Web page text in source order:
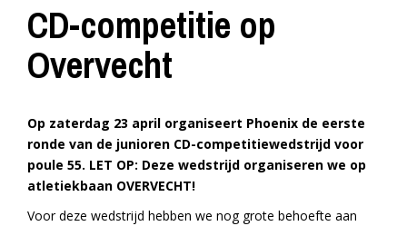
CD-competitie op
Overvecht
Op zaterdag 23 april organiseert Phoenix de eerste
ronde van de junioren CD-competitiewedstrijd voor
poule 55. LET OP: Deze wedstrijd organiseren we op
atletiekbaan OVERVECHT!
Voor deze wedstrijd hebben we nog grote behoefte aan